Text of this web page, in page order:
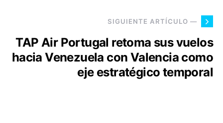
SIGUIENTE ARTÍCULO —
TAP Air Portugal retoma sus vuelos
hacia Venezuela con Valencia como
eje estratégico temporal